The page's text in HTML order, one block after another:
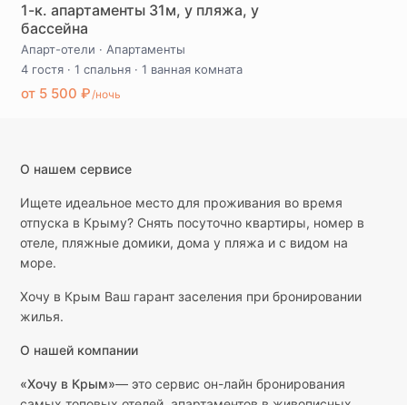
1-к. апартаменты 31м, у пляжа, у
бассейна
Апарт-отели · Апартаменты
4 гостя · 1 спальня · 1 ванная комната
от 5 500 ₽/ночь
О нашем сервисе
Ищете идеальное место для проживания во время
отпуска в Крыму? Снять посуточно квартиры, номер в
отеле, пляжные домики, дома у пляжа и с видом на
море.
Хочу в Крым Ваш гарант заселения при бронировании
жилья.
О нашей компании
«Хочу в Крым»— это сервис он-лайн бронирования